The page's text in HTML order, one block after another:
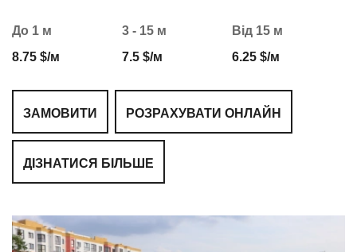
До 1 м
8.75 $/м
3 - 15 м
7.5 $/м
Від 15 м
6.25 $/м
ЗАМОВИТИ РОЗРАХУВАТИ ОНЛАЙН
ДІЗНАТИСЯ БІЛЬШЕ